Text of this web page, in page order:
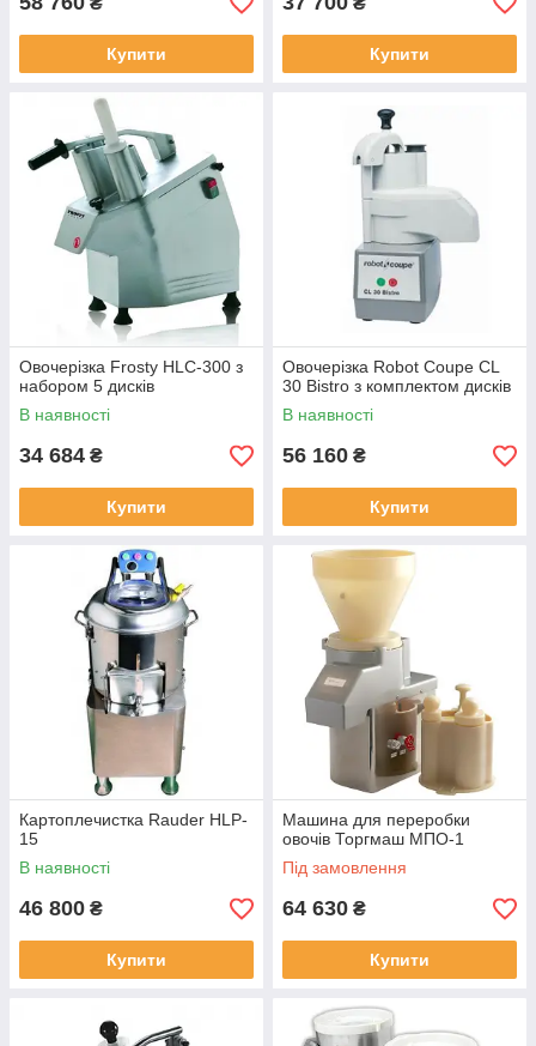
Купити Купити
Овочерізка Frosty HLC-300 з
набором 5 дисків
В наявності
34 684 ₴
Купити
Овочерізка Robot Coupe CL
30 Bistro з комплектом дисків
В наявності
56 160 ₴
Купити
Картоплечистка Rauder HLP-
15
В наявності
46 800 ₴
Купити
Машина для переробки
овочів Торгмаш МПО-1
Під замовлення
64 630 ₴
Купити